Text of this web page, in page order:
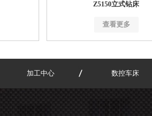
Z5150立式钻床
查看更多
加工中心 数控车床